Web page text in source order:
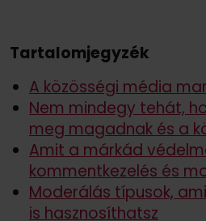
Tartalomjegyzék
A közösségi média
Nem mindegy tehát,
meg magadnak és a
Amit a márkád
kommentkezelés és
Moderálás típusok,
is hasznosíthatsz